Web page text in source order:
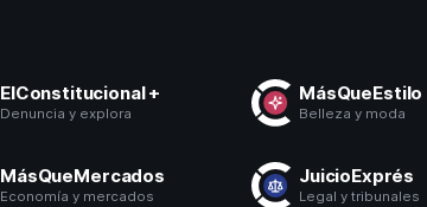
ElConstitucional +
Denuncia y explora
MásQueEstilo
Belleza y moda
MásQueMercados
Economía y mercados
JuicioExprés
Legal y tribunales